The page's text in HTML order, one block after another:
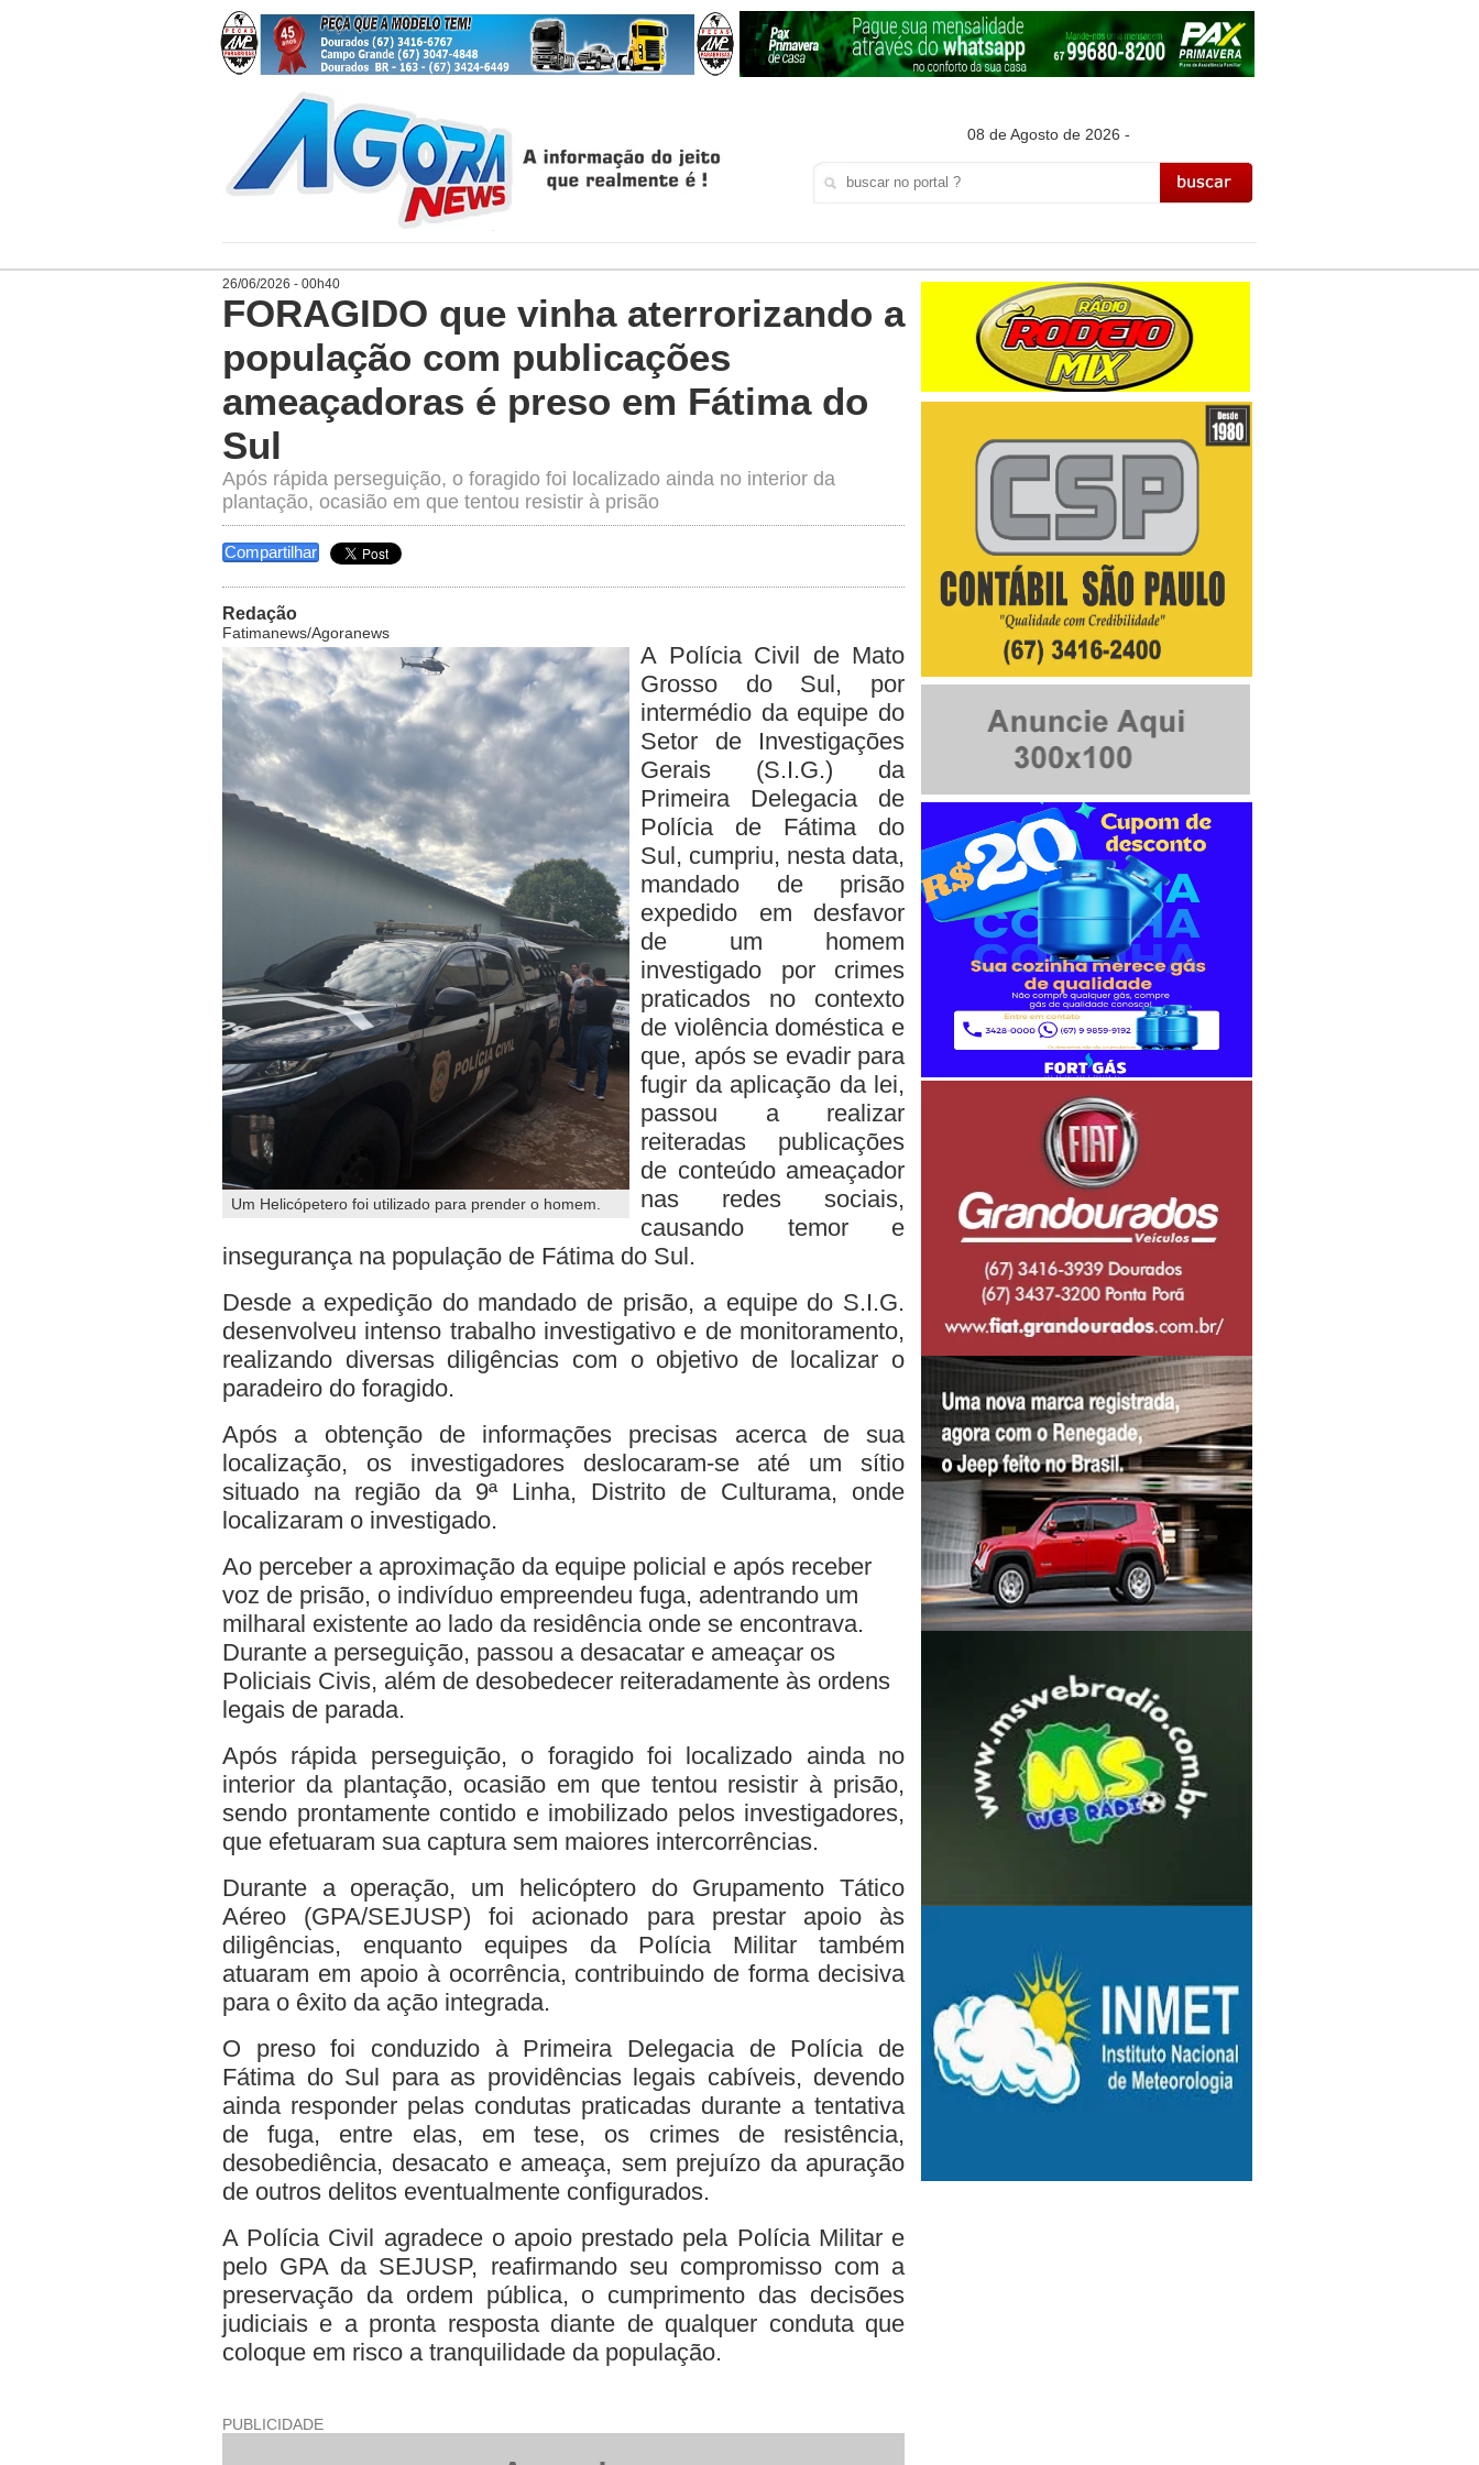
08 de Agosto de 2026 -
26/06/2026 - 00h40
FORAGIDO que vinha aterrorizando a
população com publicações
ameaçadoras é preso em Fátima do
Sul
Após rápida perseguição, o foragido foi localizado ainda no interior da
plantação, ocasião em que tentou resistir à prisão
Compartilhar
Redação
Fatimanews/Agoranews
Um Helicópetero foi utilizado para prender o homem.
A Polícia Civil de Mato
Grosso do Sul, por
intermédio da equipe do
Setor de Investigações
Gerais (S.I.G.) da
Primeira Delegacia de
Polícia de Fátima do
Sul, cumpriu, nesta data,
mandado de prisão
expedido em desfavor
de um homem
investigado por crimes
praticados no contexto
de violência doméstica e
que, após se evadir para
fugir da aplicação da lei,
passou a realizar
reiteradas publicações
de conteúdo ameaçador
nas redes sociais,
causando temor e
insegurança na população de Fátima do Sul.
Desde a expedição do mandado de prisão, a equipe do S.I.G.
desenvolveu intenso trabalho investigativo e de monitoramento,
realizando diversas diligências com o objetivo de localizar o
paradeiro do foragido.
Após a obtenção de informações precisas acerca de sua
localização, os investigadores deslocaram-se até um sítio
situado na região da 9ª Linha, Distrito de Culturama, onde
localizaram o investigado.
Ao perceber a aproximação da equipe policial e após receber
voz de prisão, o indivíduo empreendeu fuga, adentrando um
milharal existente ao lado da residência onde se encontrava.
Durante a perseguição, passou a desacatar e ameaçar os
Policiais Civis, além de desobedecer reiteradamente às ordens
legais de parada.
Após rápida perseguição, o foragido foi localizado ainda no
interior da plantação, ocasião em que tentou resistir à prisão,
sendo prontamente contido e imobilizado pelos investigadores,
que efetuaram sua captura sem maiores intercorrências.
Durante a operação, um helicóptero do Grupamento Tático
Aéreo (GPA/SEJUSP) foi acionado para prestar apoio às
diligências, enquanto equipes da Polícia Militar também
atuaram em apoio à ocorrência, contribuindo de forma decisiva
para o êxito da ação integrada.
O preso foi conduzido à Primeira Delegacia de Polícia de
Fátima do Sul para as providências legais cabíveis, devendo
ainda responder pelas condutas praticadas durante a tentativa
de fuga, entre elas, em tese, os crimes de resistência,
desobediência, desacato e ameaça, sem prejuízo da apuração
de outros delitos eventualmente configurados.
A Polícia Civil agradece o apoio prestado pela Polícia Militar e
pelo GPA da SEJUSP, reafirmando seu compromisso com a
preservação da ordem pública, o cumprimento das decisões
judiciais e a pronta resposta diante de qualquer conduta que
coloque em risco a tranquilidade da população.
PUBLICIDADE